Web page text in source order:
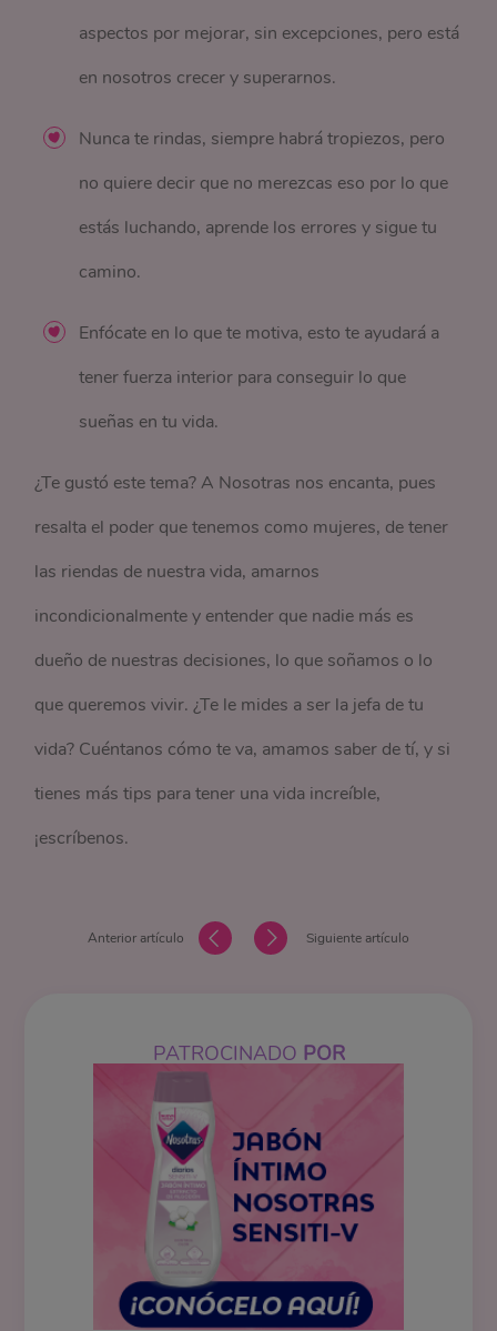
aspectos por mejorar, sin excepciones, pero está
en nosotros crecer y superarnos.
Nunca te rindas, siempre habrá tropiezos, pero
no quiere decir que no merezcas eso por lo que
estás luchando, aprende los errores y sigue tu
camino.
Enfócate en lo que te motiva, esto te ayudará a
tener fuerza interior para conseguir lo que
sueñas en tu vida.
¿Te gustó este tema? A Nosotras nos encanta, pues
resalta el poder que tenemos como mujeres, de tener
las riendas de nuestra vida, amarnos
incondicionalmente y entender que nadie más es
dueño de nuestras decisiones, lo que soñamos o lo
que queremos vivir. ¿Te le mides a ser la jefa de tu
vida? Cuéntanos cómo te va, amamos saber de tí, y si
tienes más tips para tener una vida increíble,
¡escríbenos.
Anterior artículo Siguiente artículo
PATROCINADO POR